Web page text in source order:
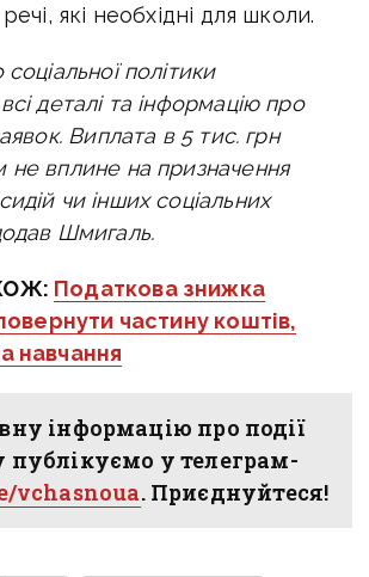
які необхідні для школи.
політики
деталі та інформацію про
Виплата в 5 тис. грн
вплине на призначення
чи інших соціальних
Шмигаль.
Податкова знижка
частину коштів,
навчання
інформацію про події
публікуємо у телеграм-
vchasnoua. Приєднуйтеся!